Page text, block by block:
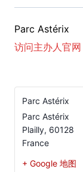
Parc Astérix
访问主办人官网
Parc Astérix
Parc Astérix
Plailly, 60128
France
+ Google 地图